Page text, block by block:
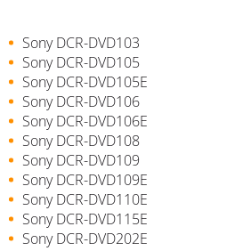
Sony DCR-DVD103
Sony DCR-DVD105
Sony DCR-DVD105E
Sony DCR-DVD106
Sony DCR-DVD106E
Sony DCR-DVD108
Sony DCR-DVD109
Sony DCR-DVD109E
Sony DCR-DVD110E
Sony DCR-DVD115E
Sony DCR-DVD202E